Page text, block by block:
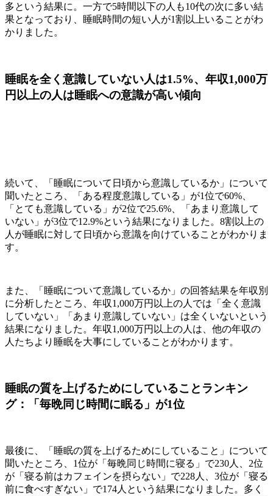
多という結果に。一方で5時間以下の人も10代の次に多い結
果となっており、睡眠時間の短い人が1割以上いることがわ
かりました。
睡眠を全く意識していない人は1.5%、年収1,000万
円以上の人は睡眠への意識が高い傾向
続いて、「睡眠について日頃から意識しているか」について
聞いたところ、「ある程度意識している」が1位で60%、
「とても意識している」が2位で25.6%、「あまり意識して
いない」が3位で12.9%という結果になりました。8割以上の
人が睡眠に対して日頃から意識を向けていることがわかりま
す。
また、「睡眠について意識しているか」の回答結果を年収別
に分析したところ、年収1,000万円以上の人では「全く意識
していない」「あまり意識していない」は全くいないという
結果になりました。年収1,000万円以上の人は、他の年収の
人たちより睡眠を大事にしていることがわかります。
睡眠の質を上げるためにしていることランキン
グ：「毎晩同じ時間に眠る」が1位
最後に、「睡眠の質を上げるためにしていること」について
聞いたところ、1位が「毎晩同じ時間に寝る」で230人、2位
が「寝る前はカフェインを摂らない」で228人、3位が「寝る
前に食べすぎない」で174人という結果になりました。多く